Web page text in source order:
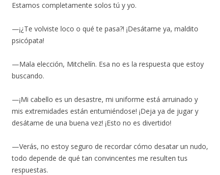
Estamos completamente solos tú y yo.
—¡¿Te volviste loco o qué te pasa?! ¡Desátame ya, maldito
psicópata!
—Mala elección, Mitchelín. Esa no es la respuesta que estoy
buscando.
—¡Mi cabello es un desastre, mi uniforme está arruinado y
mis extremidades están entumiéndose! ¡Deja ya de jugar y
desátame de una buena vez! ¡Esto no es divertido!
—Verás, no estoy seguro de recordar cómo desatar un nudo,
todo depende de qué tan convincentes me resulten tus
respuestas.